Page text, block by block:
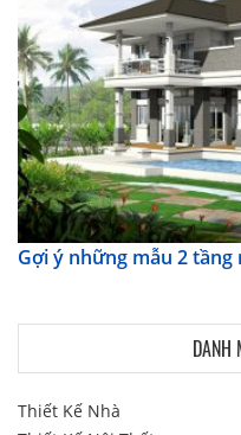
Gợi ý những mẫu 2
DANH
Thiết Kế Nhà